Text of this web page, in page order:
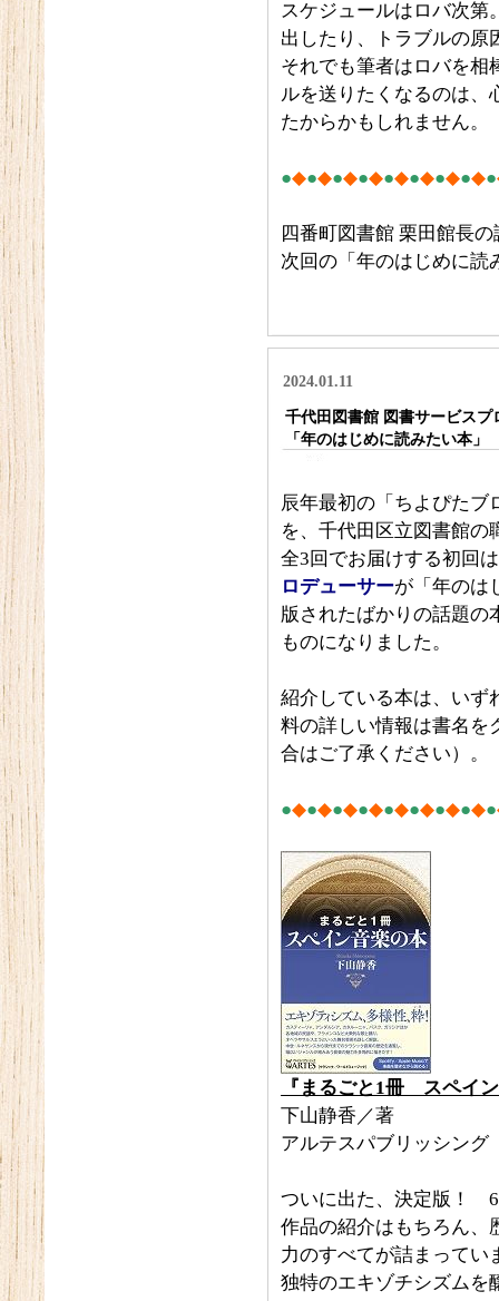
スケジュールはロバ次第
出したり、トラブルの原
それでも筆者はロバを相
ルを送りたくなるのは、
たからかもしれません。
●◆●◆●◆●◆●◆●◆●◆●◆●
四番町図書館 栗田館長
次回の「年のはじめに読
2024.01.11
千代田図書館 図書サービス
「年のはじめに読みたい本」
辰年最初の「ちよぴたブ
を、 千代田区立図書館の
全3回でお届けする初回
ロデューサーが「年のは
版されたばかりの話題の
ものになりました。
紹介している本は、いず
料の詳しい情報は書名を
合はご了承ください）。
●◆●◆●◆●◆●◆●◆●◆●◆●
『まるごと1冊 スペイン
下山静香／著
アルテスパブリッシング
ついに出た、決定版！
作品の紹介はもちろん、
力のすべてが詰まってい
独特のエキゾチシズムを